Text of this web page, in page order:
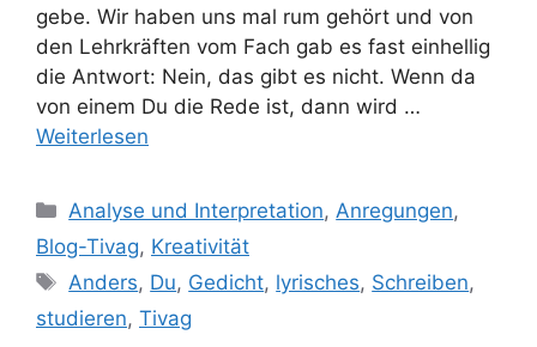
gebe. Wir haben uns mal rum gehört und von
den Lehrkräften vom Fach gab es fast einhellig
die Antwort: Nein, das gibt es nicht. Wenn da
von einem Du die Rede ist, dann wird …
Weiterlesen
Kategorien
Analyse und Interpretation, Anregungen,
Blog-Tivag, Kreativität
Schlagwörter
Anders, Du, Gedicht, lyrisches, Schreiben,
studieren, Tivag